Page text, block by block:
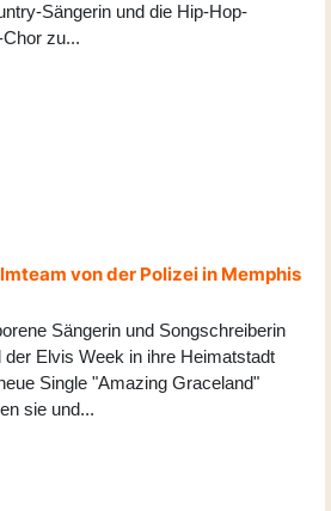
Sängerin und die Hip-Hop-
Chor zu...
von der Polizei in Memphis
Sängerin und Songschreiberin
der Elvis Week in ihre Heimatstadt
Single "Amazing Graceland"
sie und...